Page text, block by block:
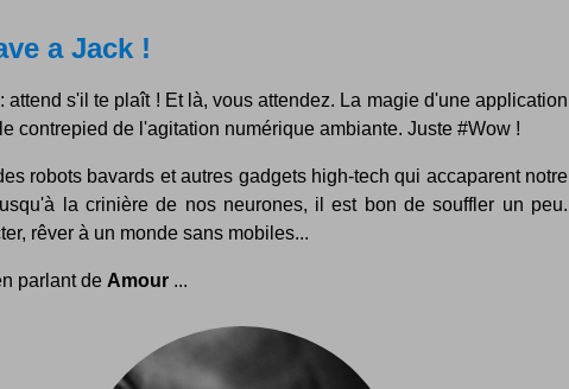
a Jack !
attend s'il te plaît ! Et là, vous attendez. La magie d'une application
contrepied de l'agitation numérique ambiante. Juste #Wow !
robots bavards et autres gadgets high-tech qui accaparent notre
la crinière de nos neurones, il est bon de souffler un peu.
rêver à un monde sans mobiles...
parlant de Amour ...